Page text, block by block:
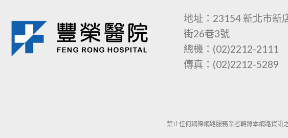
地址：23154 新北市新
街26巷3號
總機：(02)2212-2111
傳真：(02)2212-5289
禁止任何網際網路服務業者轉錄本網路資訊